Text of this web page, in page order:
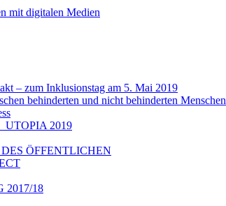
mit digitalen Medien
– zum Inklusionstag am 5. Mai 2019
behinderten und nicht behinderten Menschen
2019
ÖFFENTLICHEN
2017/18